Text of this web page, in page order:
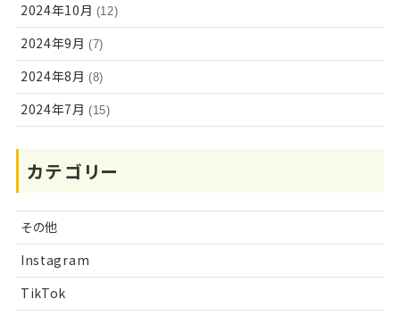
2024年10月 (12)
2024年9月 (7)
2024年8月 (8)
2024年7月 (15)
カテゴリー
その他
Instagram
TikTok